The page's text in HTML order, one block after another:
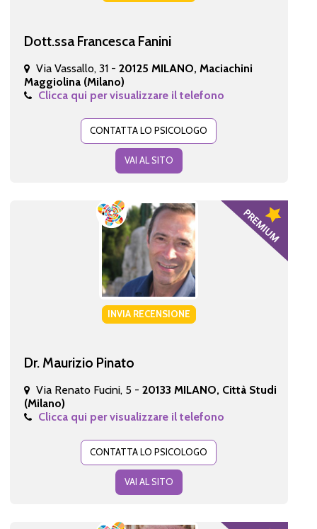
Dott.ssa Francesca Fanini
Via Vassallo, 31 - 20125 MILANO, Maciachini
Maggiolina (Milano)
Clicca qui per visualizzare il telefono
CONTATTA LO PSICOLOGO
VAI AL SITO
INVIA RECENSIONE
Dr. Maurizio Pinato
Via Renato Fucini, 5 - 20133 MILANO, Città Studi
(Milano)
Clicca qui per visualizzare il telefono
CONTATTA LO PSICOLOGO
VAI AL SITO